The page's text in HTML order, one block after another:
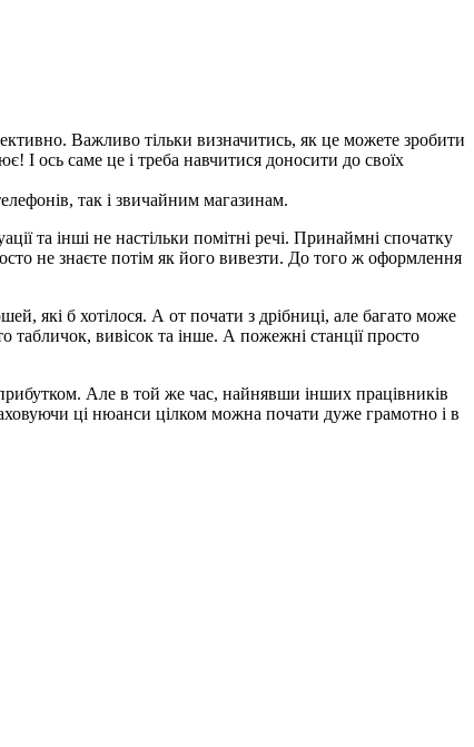
Важливо тільки визначитись, як це можете зробити
ось саме це і треба навчитися доносити до своїх
так і звичайним магазинам.
та інші не настільки помітні речі. Принаймні спочатку
не знаєте потім як його вивезти. До того ж оформлення
які б хотілося. А от почати з дрібниці, але багато може
вивісок та інше. А пожежні станції просто
Але в той же час, найнявши інших працівників
ці нюанси цілком можна почати дуже грамотно і в